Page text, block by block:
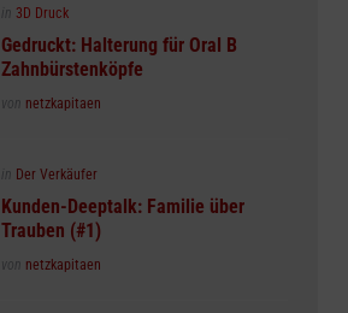
Posted
in
in 3D Druck
Gedruckt: Halterung für Oral B
Zahnbürstenköpfe
Posted
von netzkapitaen
Posted
in
in Der Verkäufer
Kunden-Deeptalk: Familie über
Trauben (#1)
Posted
von netzkapitaen